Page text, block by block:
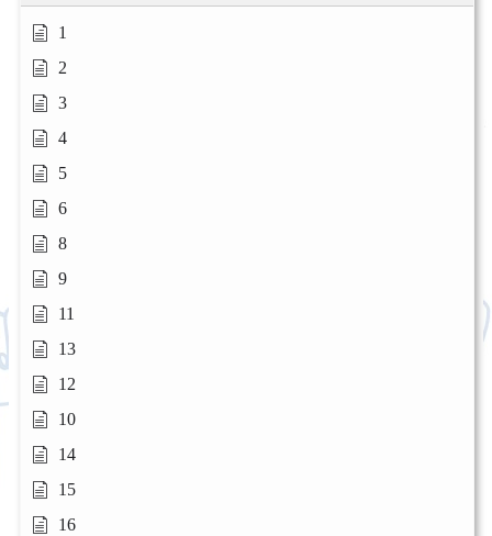
1
2
3
4
5
6
8
9
11
13
12
10
14
15
16